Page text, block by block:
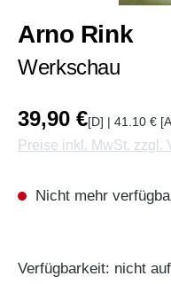
Arno Rink
Werkschau
39,90 €[D] | 41.10 €
Preise inkl. MwSt. zzgl.
Nicht mehr
Verfügbarkeit: nicht